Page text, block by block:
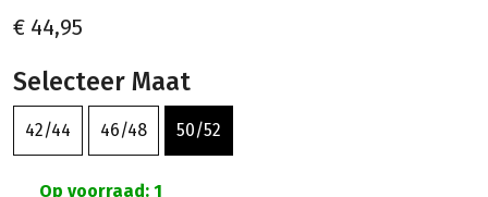
€ 44,95
Selecteer Maat
42/44 46/48 50/52
Op voorraad: 1